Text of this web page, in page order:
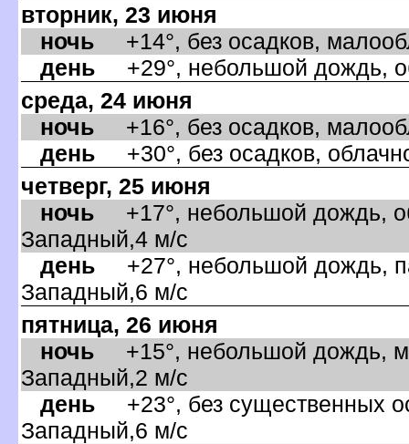
торник, 23 июня
ночь +14°, без осадков,
день +29°, небольшой дождь,
среда, 24 июня
ночь +16°, без осадков,
день +30°, без осадков,
четверг, 25 июня
ночь +17°, небольшой дождь,
Западный,4 м/с
день +27°, небольшой дождь,
Западный,6 м/с
пятница, 26 июня
ночь +15°, небольшой дождь,
Западный,2 м/с
день +23°, без существенных
Западный,6 м/с